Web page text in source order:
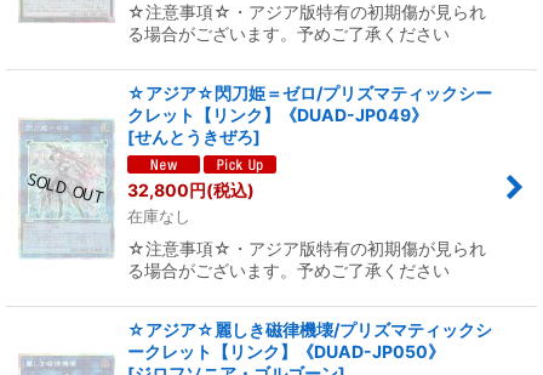
☆注意事項☆・アジア版特有の初期傷が見られ
る場合がございます。予めご了承ください
☆アジア☆閃刀姫＝ゼロ/プリズマティックシー
クレット【リンク】《DUAD-JP049》
[せんとうきぜろ]
32,800円(税込)
在庫なし
☆注意事項☆・アジア版特有の初期傷が見られ
る場合がございます。予めご了承ください
☆アジア☆麗しき磁律機壊/プリズマティックシ
ークレット【リンク】《DUAD-JP050》